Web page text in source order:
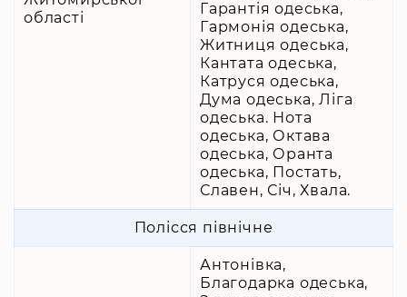
області
Гарантія одеська,
Гармонія одеська,
Житниця одеська,
Кантата одеська,
Катруся одеська,
Дума одеська, Ліга
одеська. Нота
одеська, Октава
одеська, Оранта
одеська, Постать,
Славен, Січ, Хвала.
Полісся північне
Антонівка,
Благодарка одеська,